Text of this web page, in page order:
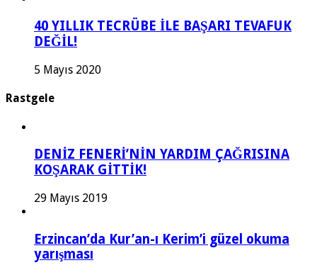
40 YILLIK TECRÜBE İLE BAŞARI TEVAFUK
DEĞİL!
5 Mayıs 2020
Rastgele
DENİZ FENERİ’NİN YARDIM ÇAĞRISINA
KOŞARAK GİTTİK!
29 Mayıs 2019
Erzincan’da Kur’an-ı Kerim’i güzel okuma
yarışması